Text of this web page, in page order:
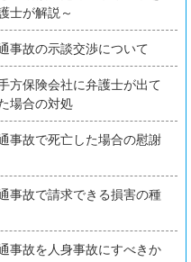
交通事故の脳外傷による後遺障
害
首の外傷
腰の外傷
内臓の後遺障害
物損事故の損害賠償
自動車保険の基礎知識